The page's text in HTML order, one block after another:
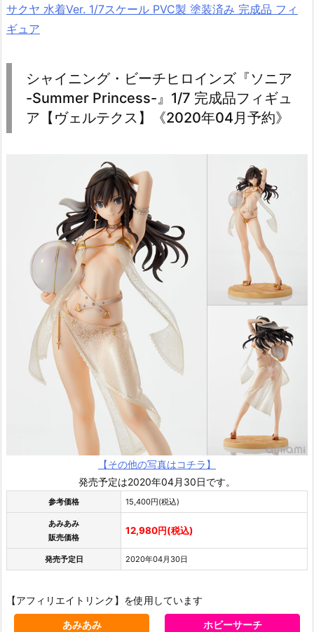
サクヤ 水着Ver. 1/7スケール PVC製 塗装済み 完成品 フィ
ギュア
シャイニング・ビーチヒロインズ『ソニア
-Summer Princess-』1/7 完成品フィギュ
ア【ヴェルテクス】《2020年04月予約》
【その他の写真はコチラ】
発売予定は2020年04月30日です。
参考価格 15,400円(税込)
あみあみ
販売価格
12,980円(税込)
発売予定日 2020年04月30日
【アフィリエイトリンク】を使用しています
あみあみ ホビーサーチ